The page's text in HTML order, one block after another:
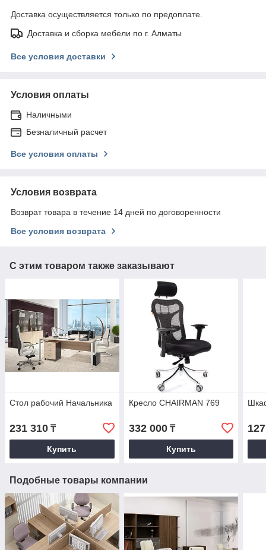
Доставка осуществляется только по предоплате.
Доставка и сборка мебели по г. Алматы
Все условия доставки
Условия оплаты
Наличными
Безналичный расчет
Все условия оплаты
Условия возврата
Возврат товара в течение 14 дней по договоренности
Все условия возврата
С этим товаром также заказывают
Стол рабочий Начальника
231 310 ₸
Купить
Кресло CHAIRMAN 769
332 000₸
Купить
Подобные товары компании